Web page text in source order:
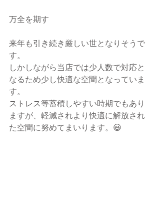
万全を期す
来年も引き続き厳しい世となりそうで
す。
しかしながら当店では少人数で対応と
なるため少し快適な空間となっていま
す。
ストレス等蓄積しやすい時期でもあり
ますが、軽減されより快適に解放され
た空間に努めてまいります。😃